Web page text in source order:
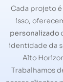
Cada projeto
isso,
personalizado
identidade da
Alto
Trabalhamos